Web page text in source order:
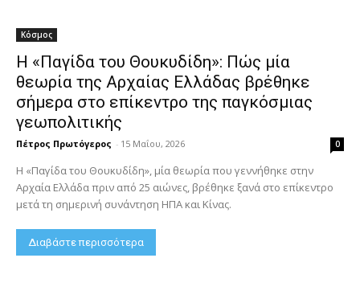
Κόσμος
Η «Παγίδα του Θουκυδίδη»: Πώς μία
θεωρία της Αρχαίας Ελλάδας βρέθηκε
σήμερα στο επίκεντρο της παγκόσμιας
γεωπολιτικής
Πέτρος Πρωτόγερος - 15 Μαΐου, 2026 0
Η «Παγίδα του Θουκυδίδη», μία θεωρία που γεννήθηκε στην
Αρχαία Ελλάδα πριν από 25 αιώνες, βρέθηκε ξανά στο επίκεντρο
μετά τη σημερινή συνάντηση ΗΠΑ και Κίνας.
Διαβάστε περισσότερα